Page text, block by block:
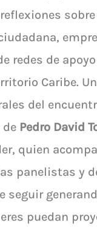
redes de
Caribe.
del
de Pedro David
quien
panelistas y
seguir
puedan